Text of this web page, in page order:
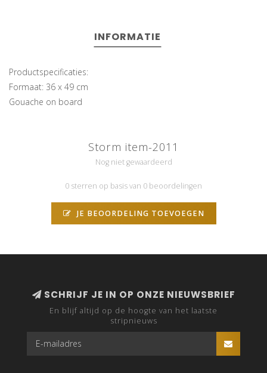
INFORMATIE
Productspecificaties:
Formaat: 36 x 49 cm
Gouache on board
Storm item-2011
Nog niet gewaardeerd
0 sterren op basis van 0 beoordelingen
JE BEOORDELING TOEVOEGEN
SCHRIJF JE IN OP ONZE NIEUWSBRIEF
En blijf altijd op de hoogte van het laatste
stripnieuws